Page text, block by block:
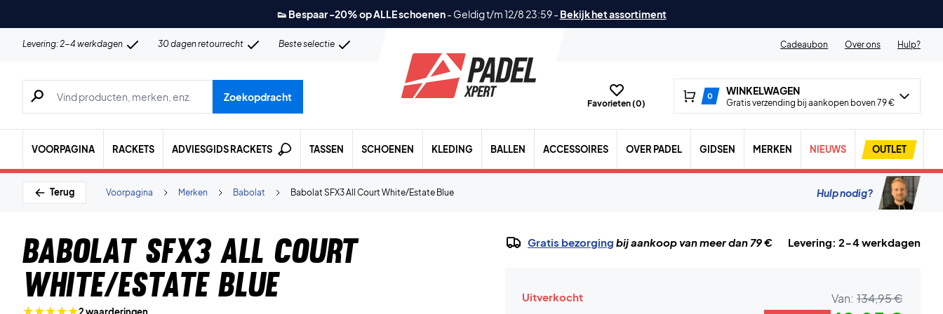
👟 Bespaar -20% op ALLE schoenen- Geldig t/m 12/8 23:59- Bekijk het assortiment
Levering: 2-4 werkdagen 30 dagen retourrecht Beste selectie Cadeaubon Over ons Hulp?
Zoeken naar producten, merken etc.
Zoekopdracht
Favorieten (0)
0 WINKELWAGEN
Gratis verzending bij aankopen boven 79 €
VOORPAGINA RACKETS ADVIESGIDS RACKETS TASSEN SCHOENEN KLEDING BALLEN ACCESSOIRES OVER PADEL GIDSEN MERKEN NIEUWS OUTLET
Terug Babolat SFX3 All Court White/Estate Blue
Babolat
Merken
Voorpagina Hulp nodig?
Babolat SFX3 All Court
White/Estate Blue
Gratis bezorging bij aankoop van meer dan 79 € Levering: 2-4 werkdagen
Uitverkocht Van: 134,95 €